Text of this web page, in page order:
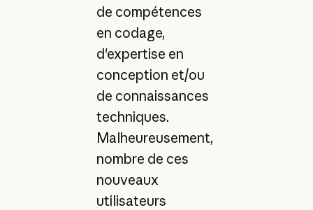
de compétences
en codage,
d'expertise en
conception et/ou
de connaissances
techniques.
Malheureusement,
nombre de ces
nouveaux
utilisateurs